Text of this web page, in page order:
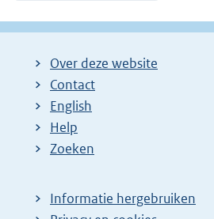
Over deze website
Contact
English
Help
Zoeken
Informatie hergebruiken